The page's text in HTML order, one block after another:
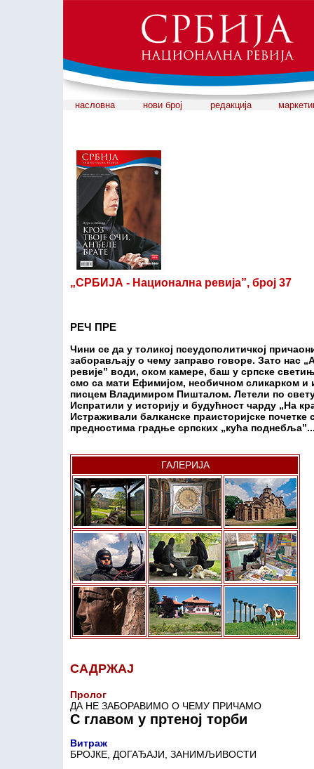
насловна нови број редакција
„СРБИЈА - Национална ревија”, број 37
РЕЧ ПРЕ
Чини се да у толикој псеудополитичкој
заборављају о чему заправо говоре. Зато нас
ревије” води, оком камере, баш у српске
смо са мати Ефимијом, необичном сликарком и
писцем Владимиром Пишталом. Летели по
Испратили у историју и будућност чарду „На
Истраживали балканске праисторијске почетке
предностима градње српских „кућа
ГАЛЕРИЈА
САДРЖАЈ
Пролог
ДА НЕ ЗАБОРАВИМО О ЧЕМУ ПРИЧАМО
С главом у пртеној торби
Витраж
БРОЈКЕ, ДОГАЂАЈИ, ЗАНИМЉИВОСТИ